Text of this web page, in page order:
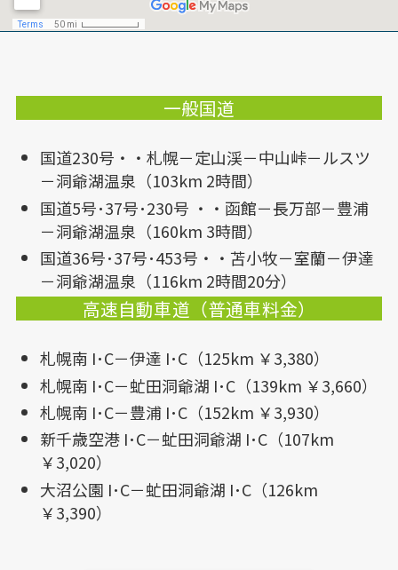
一般国道
国道230号・・札幌－定山渓－中山峠－ルスツ
－洞爺湖温泉（103km 2時間）
国道5号･37号･230号 ・・函館－長万部－豊浦
－洞爺湖温泉（160km 3時間）
国道36号･37号･453号・・苫小牧－室蘭－伊達
－洞爺湖温泉（116km 2時間20分）
高速自動車道（普通車料金）
札幌南 I･C－伊達 I･C（125km ￥3,380）
札幌南 I･C－虻田洞爺湖 I･C（139km ￥3,660）
札幌南 I･C－豊浦 I･C（152km ￥3,930）
新千歳空港 I･C－虻田洞爺湖 I･C（107km
￥3,020）
大沼公園 I･C－虻田洞爺湖 I･C（126km
￥3,390）